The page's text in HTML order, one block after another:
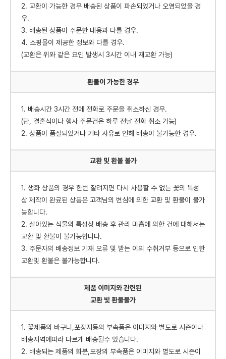
2. 교환이 가능한 경우 배송된 상품이 파손되었거나 오염되었을 경
우.
3. 배송된 상품이 주문한 내용과 다를 경우.
4. 쇼핑몰이 제공한 정보와 다를 경우.
(교환은 위와 같은 요인 발생시 3시간 이내 재교환 가능)
환불이 가능한 경우
1. 배송시간 3시간 전에 전화로 주문을 취소하신 경우.
(단, 결혼식이나 행사 주문건은 하루 전날 전화 취소 가능)
2. 상품이 품절되었거나 기타 사유로 인해 배송이 불가능한 경우.
교환 및 환불 불가
1. 생화 상품의 경우 한번 잘려지면 다시 사용할 수 없는 꽃의 특성
상 제작이 완료된 상품은 고객님의 변심에 의한 교환 및 환불이 불가
능합니다.
2. 살아있는 식물의 특성상 배송 후 관리 미흡에 의한 건에 대해서는
교환 및 환불이 불가능합니다.
3. 주문자의 배송정보 기재 오류 및 받는 이의 수취거부 등으로 인한
교환및 환불은 불가능합니다.
제품 이미지와 관련된
교환 빛 환불불가
1. 꽃제품의 바구니,포장지등의 부속품은 이미지와 별도로 시즌이나
배송지역에따라 다르게 배송될수 있습니다.
2. 배송되는 제품의 화분,포장의 부속품은 이미지와 별도로 시즌이